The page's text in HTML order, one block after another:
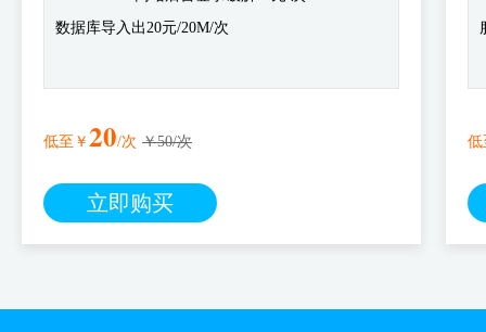
数据库导入出20元/20M/次
低至￥ 20/次 ￥50/次
立即购买
低